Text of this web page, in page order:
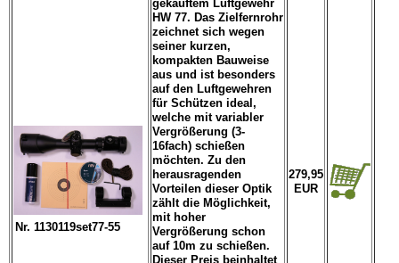
Nr. 1130119set77-55
gekauftem Luftgewehr
HW 77. Das Zielfernrohr
zeichnet sich wegen
seiner kurzen,
kompakten Bauweise
aus und ist besonders
auf den Luftgewehren
für Schützen ideal,
welche mit variabler
Vergrößerung (3-
16fach) schießen
möchten. Zu den
herausragenden
Vorteilen dieser Optik
zählt die Möglichkeit,
mit hoher
Vergrößerung schon
auf 10m zu schießen.
Dieser Preis beinhaltet
279,95
EUR